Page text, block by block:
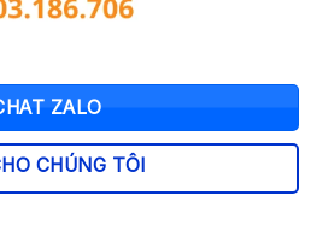
ZALO
CHÚNG TÔI